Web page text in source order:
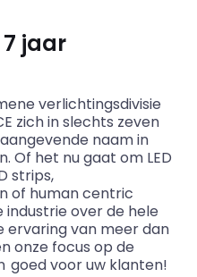
jaar
verlichtingsdivisie
zich in slechts zeven
naam in
Of het nu gaat om LED
strips,
of human centric
industrie over de hele
ervaring van meer dan
onze focus op de
goed voor uw klanten!